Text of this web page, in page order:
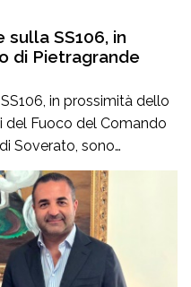
SS106, in
di Pietragrande
in prossimità dello
del Fuoco del Comando
Soverato, sono
dello svincolo per la
incidente stradale che
e una
la vita il […]